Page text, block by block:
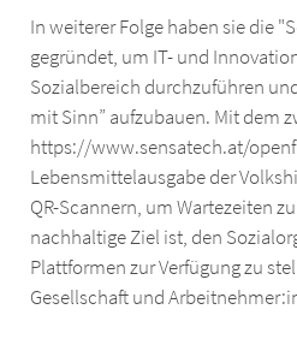
In weiterer Folge haben sie die
gegründet, um IT- und
Sozialbereich durchzuführen
mit Sinn” aufzubauen. Mit dem
https://www.sensatech.at/
Lebensmittelausgabe der
QR-Scannern, um Wartezeiten
nachhaltige Ziel ist, den
Plattformen zur Verfügung zu
Gesellschaft und